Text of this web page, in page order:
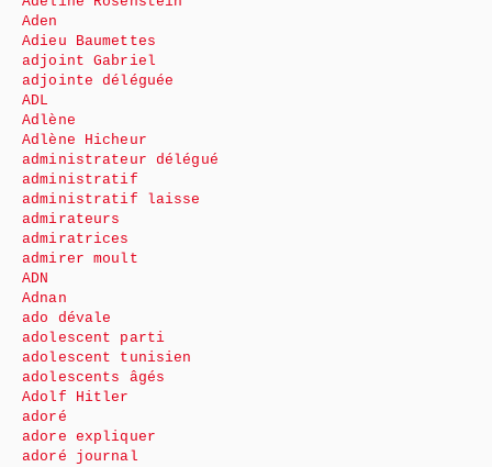
Aden
Adieu Baumettes
adjoint Gabriel
adjointe déléguée
ADL
Adlène
Adlène Hicheur
administrateur délégué
administratif
administratif laisse
admirateurs
admiratrices
admirer moult
ADN
Adnan
ado dévale
adolescent parti
adolescent tunisien
adolescents âgés
Adolf Hitler
adoré
adore expliquer
adoré journal